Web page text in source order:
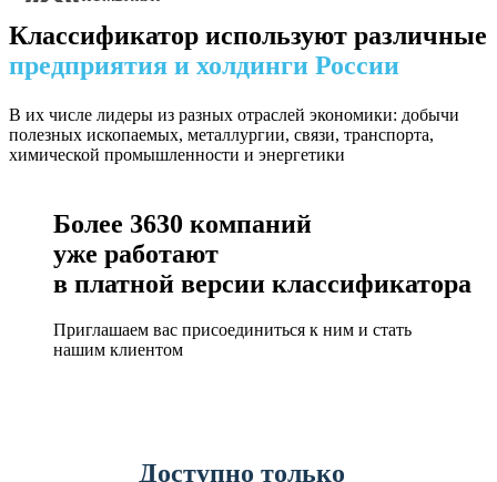
Классификатор используют различные
предприятия и холдинги России
В их числе лидеры из разных отраслей экономики: добычи
полезных ископаемых, металлургии, связи, транспорта,
химической промышленности и энергетики
Более 3630 компаний
уже работают
в платной версии классификатора
Приглашаем вас присоединиться к ним и стать
нашим клиентом
Доступно только